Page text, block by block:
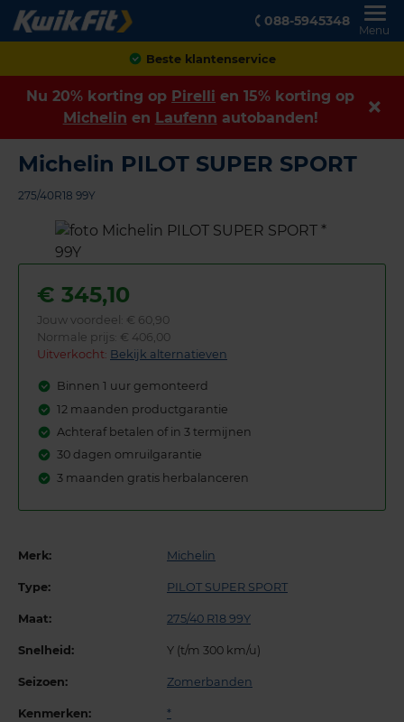
088-5945348
Menu
Achteraf betalen
Nu 20% korting op Pirelli en 15% korting op
Michelin en Laufenn autobanden!
Michelin PILOT SUPER SPORT
275/40R18 99Y
€ 345,10
Jouw voordeel: € 60,90
Normale prijs: € 406,00
Uitverkocht: Bekijk alternatieven
Binnen 1 uur gemonteerd
12 maanden productgarantie
Achteraf betalen of in 3 termijnen
30 dagen omruilgarantie
3 maanden gratis herbalanceren
Merk: Michelin
Type: PILOT SUPER SPORT
Maat: 275/40 R18 99Y
Snelheid: Y (t/m 300 km/u)
Seizoen: Zomerbanden
Kenmerken: *